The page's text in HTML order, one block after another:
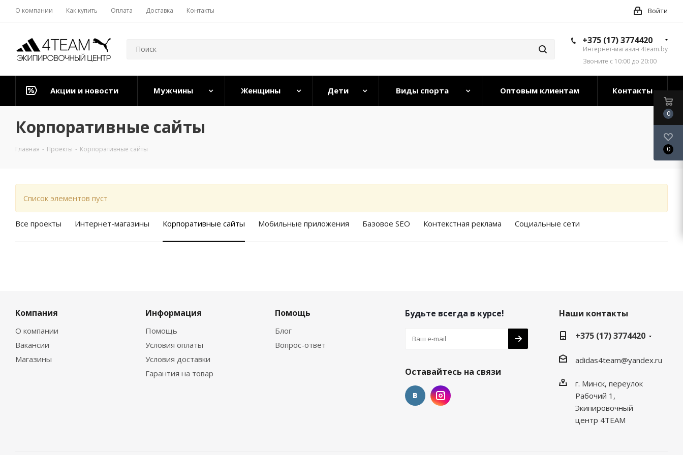
О компании Как купить Оплата Доставка Контакты Войти
+375 (17) 3774420
Интернет-магазин 4team.by
Звоните с 10:00 до 20:00
Акции и новости Мужчины Женщины Дети Виды спорта Оптовым клиентам Контакты
Корпоративные сайты
Главная - Проекты - Корпоративные сайты
Список элементов пуст
Все проекты Интернет-магазины Корпоративные сайты Мобильные приложения Базовое SEO Контекстная реклама Социальные сети
Компания
О компании
Вакансии
Магазины
Информация
Помощь
Условия оплаты
Условия доставки
Гарантия на товар
Помощь
Блог
Вопрос-ответ
Будьте всегда в курсе!
Оставайтесь на связи
Наши контакты
+375 (17) 3774420
adidas4team@yandex.ru
г. Минск, переулок
Рабочий 1,
Экипировочный
центр 4TEAM
0
0